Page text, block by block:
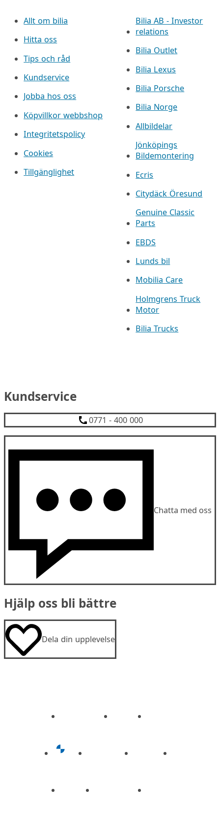
Allt om bilia
Hitta oss
Tips och råd
Kundservice
Jobba hos oss
Köpvillkor webbshop
Integritetspolicy
Cookies
Tillgänglighet
Bilia AB - Investor
relations
Bilia Outlet
Bilia Lexus
Bilia Porsche
Bilia Norge
Allbildelar
Jönköpings
Bildemontering
Ecris
Citydäck Öresund
Genuine Classic
Parts
EBDS
Lunds bil
Mobilia Care
Holmgrens Truck
Motor
Bilia Trucks
Kundservice
0771 - 400 000
Chatta med oss
Hjälp oss bli bättre
Dela din upplevelse